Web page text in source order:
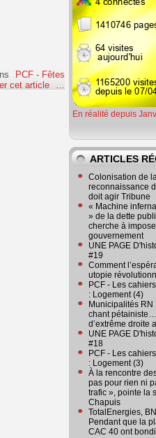
PCF - Fêtes
cet article
…
En réalité depuis
ARTICLES
Colonisation de
reconnaissance
doit agir Tribune
« Machine
» de la dette
cherche à
gouvernement
UNE PAGE
#19
Comment
utopie
PCF - Les
: Logement (4)
Municipalités
chant pétainiste…
d’extrême droite
UNE PAGE
#18
PCF - Les
: Logement (3)
À la rencontre
pas pour rien ni
trafic », pointe la
Chapuis
TotalEnergies,
Pendant que la
CAC 40 ont